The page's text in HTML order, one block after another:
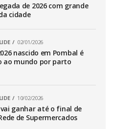
de 2026 com grande
cidade
02/01/2026
nascido em Pombal é
ao mundo por parto
10/02/2026
ganhar até o final de
de Supermercados